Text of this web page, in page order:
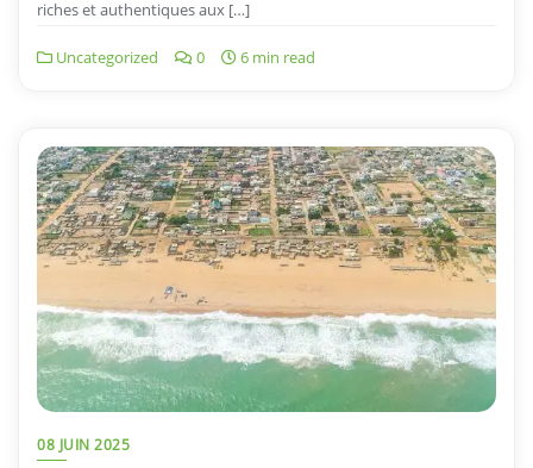
riches et authentiques aux […]
Uncategorized 0 6 min read
08 JUIN 2025